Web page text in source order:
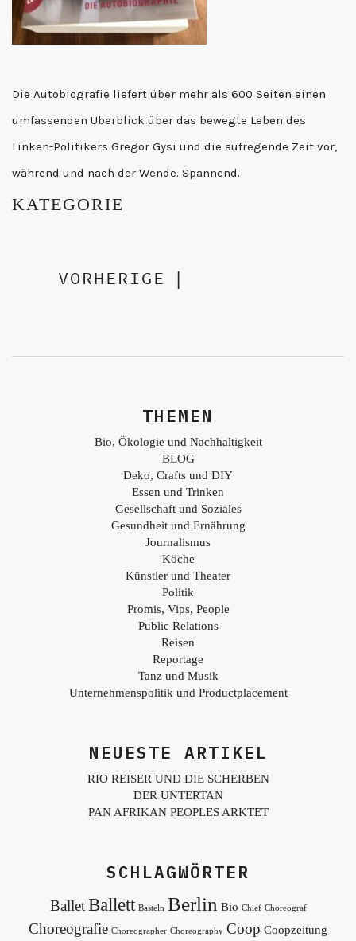
Die Autobiografie liefert über mehr als 600 Seiten einen
umfassenden Überblick über das bewegte Leben des
Linken-Politikers Gregor Gysi und die aufregende Zeit vor,
während und nach der Wende. Spannend.
KATEGORIE
VORHERIGE |
THEMEN
Bio, Ökologie und Nachhaltigkeit
BLOG
Deko, Crafts und DIY
Essen und Trinken
Gesellschaft und Soziales
Gesundheit und Ernährung
Journalismus
Köche
Künstler und Theater
Politik
Promis, Vips, People
Public Relations
Reisen
Reportage
Tanz und Musik
Unternehmenspolitik und Productplacement
NEUESTE ARTIKEL
RIO REISER UND DIE SCHERBEN
DER UNTERTAN
PAN AFRIKAN PEOPLES ARKTET
SCHLAGWÖRTER
Ballet Ballett Basteln Berlin Bio Chief Choreograf
Choreografie Choreographer Choreography Coop Coopzeitung